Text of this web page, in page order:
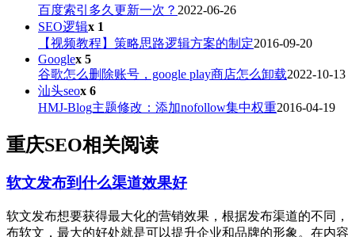
百度索引多久更新一次？ 2022-06-26
SEO逻辑x 1
【视频教程】策略思路逻辑方案的制定2016-09-20
Googlex 5
谷歌怎么删除账号，google play商店怎么卸载2022-10-13
汕头seox 6
HMJ-Blog主题修改：添加nofollow集中权重2016-04-19
重庆SEO相关阅读
软文发布到什么渠道效果好
软文发布想要获得最大化的营销效果，根据发布渠道的不同
布软文，最大的好处就是可以提升企业和品牌的形象。在内